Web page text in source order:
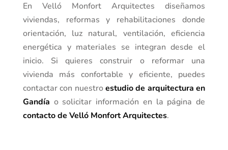
En Velló Monfort Arquitectes diseñamos
viviendas, reformas y rehabilitaciones donde
orientación, luz natural, ventilación, eficiencia
energética y materiales se integran desde el
inicio. Si quieres construir o reformar una
vivienda más confortable y eficiente, puedes
contactar con nuestroestudio de arquitectura en
Gandía o solicitar información en la página de
contacto de Velló Monfort Arquitectes.